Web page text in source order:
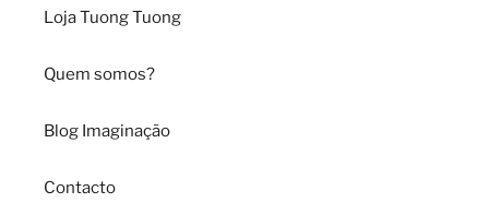
Loja Tuong Tuong
Quem somos?
Blog Imaginação
Contacto